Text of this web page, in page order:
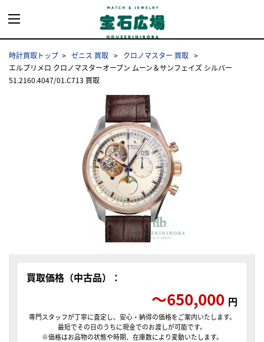
時計買取トップ ゼニス 買取
クロノマスター 買取
エルプリメロ クロノマスターオープン ムーン＆サンフェイズ シルバー
51.2160.4047/01.C713 買取
買取価格（中古品）：
〜650,000 円
専門スタッフが丁寧に査定し、安心・納得の価格をご案内いたします。
最短でその日のうちに現金でのお渡しが可能です。
※価格はお品物の状態や時期、在庫数により変動いたします。